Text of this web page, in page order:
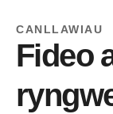
CANLLAWIAU
Fideo